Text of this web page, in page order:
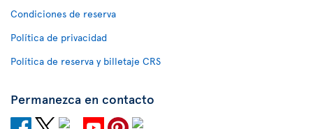
Condiciones de reserva
Política de privacidad
Política de reserva y billetaje CRS
Permanezca en contacto